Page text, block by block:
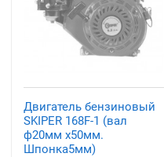
Двигатель бензиновый
SKIPER 168F-1 (вал
ф20мм х50мм.
Шпонка5мм)